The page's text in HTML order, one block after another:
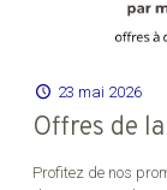
23 mai 2026
Offres de
Profitez de nos